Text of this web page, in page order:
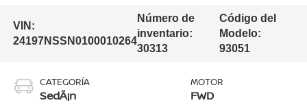
VIN:
24197NSSN0100010264
Número de
inventario:
30313
Código del
Modelo:
93051
CATEGORÍA
SedÃ¡n
MOTOR
FWD